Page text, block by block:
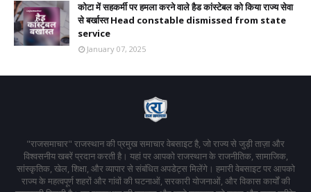
कोटा में सहकर्मी पर हमला करने वाले हैड कांस्टेबल को किया राज्य सेवा
से बर्खास्त Head constable dismissed from state
service
January 07, 2025
"राजसमाचार" राजस्थान की प्रमुख समाचार वेबसाइट है, जो राज्य से जुड़ी ताज़ा और
विश्वसनीय खबरें प्रदान करती है। यहां पर आपको राजस्थान के राजनीतिक, सामाजिक,
सांस्कृतिक, खेल, शिक्षा, और व्यापार से संबंधित अपडेट्स मिलेंगे। हमारी वेबसाइट पर आपको
राज्य के महत्वपूर्ण शहरों और गांवों की घटनाओं, सरकारी योजनाओं, और विकास कार्यों की